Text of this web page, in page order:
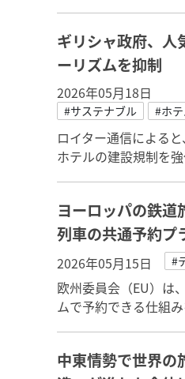
ギリシャ政府、人
ーリズムを抑制
2026年05月18日
#サステナブル #ホ
ロイター通信による
ホテルの建設規制を
ヨーロッパの鉄道
列車の共通予約プ
2026年05月15日 #
欧州委員会（EU）は
ムで予約できる仕組
中東情勢で世界の